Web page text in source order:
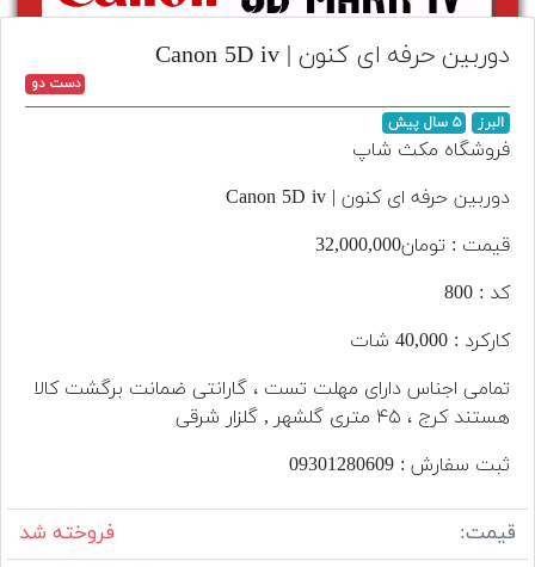
تجهیزات
مکث
افزودن
دست
قیمت
دوربین حرفه ای کنون | Canon 5D iv
دست دو
البرز ۵ سال پیش
فروشگاه مکث شاپ
دوربین حرفه ای کنون | Canon 5D iv
قیمت : تومان32,000,000
کد : 800
کارکرد : 40,000 شات
تمامی اجناس دارای مهلت تست ، گارانتی ضمانت برگشت کالا
هستند کرج ، ۴۵ متری گلشهر , گلزار شرقی
ثبت سفارش : 09301280609
قیمت:
فروخته شد